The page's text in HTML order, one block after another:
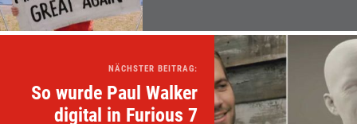
NÄCHSTER BEITRAG:
So wurde Paul Walker
digital in Furious 7